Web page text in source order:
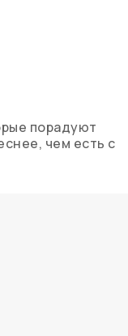
порадуют
чем есть с